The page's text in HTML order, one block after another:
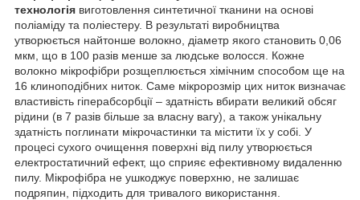
технологія виготовлення синтетичної тканини на основі
поліаміду та поліестеру. В результаті виробництва
утворюється найтонше волокно, діаметр якого становить 0,06
мкм, що в 100 разів менше за людське волосся. Кожне
волокно мікрофібри розщеплюється хімічним способом ще на
16 клиноподібних ниток. Саме мікророзмір цих ниток визначає
властивість гіперабсорбції – здатність вбирати великий обсяг
рідини (в 7 разів більше за власну вагу), а також унікальну
здатність поглинати мікрочастинки та містити їх у собі. У
процесі сухого очищення поверхні від пилу утворюється
електростатичний ефект, що сприяє ефективному видаленню
пилу. Мікрофібра не ушкоджує поверхню, не залишає
подряпин, підходить для тривалого використання.